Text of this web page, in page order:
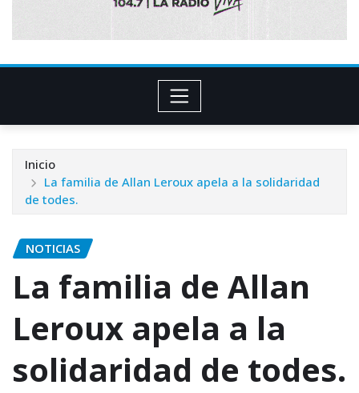
Inicio
La familia de Allan Leroux apela a la solidaridad
de todes.
NOTICIAS
La familia de Allan
Leroux apela a la
solidaridad de todes.